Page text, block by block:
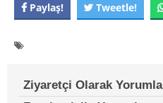
Paylaş! Tweetle!
Ziyaretçi Olarak Yorumla